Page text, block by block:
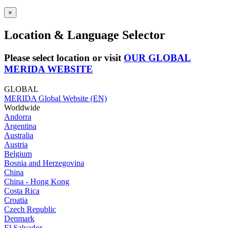
×
Location & Language Selector
Please select location or visit OUR GLOBAL
MERIDA WEBSITE
GLOBAL
MERIDA Global Website (EN)
Worldwide
Andorra
Argentina
Australia
Austria
Belgium
Bosnia and Herzegovina
China
China - Hong Kong
Costa Rica
Croatia
Czech Republic
Denmark